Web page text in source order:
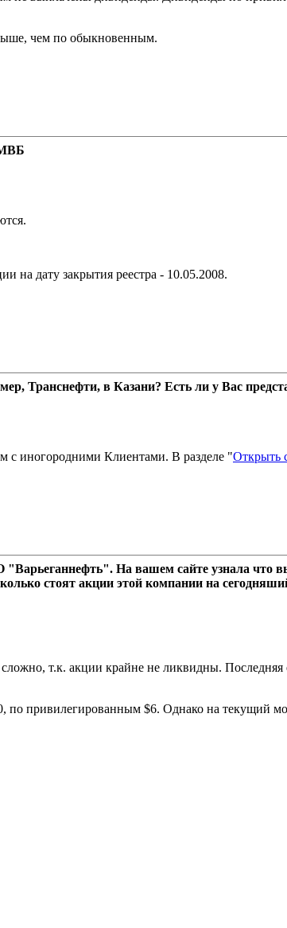
чем по обыкновенным.
на дату закрытия реестра - 10.05.2008.
Транснефти, в Казани? Есть ли у Вас
с иногородними Клиентами. В разделе "Открыть
"Варьеганнефть". На вашем сайте узнала что
стоят акции этой компании на
т.к. акции крайне не ликвидны.
по привилегированным $6. Однако на текущий